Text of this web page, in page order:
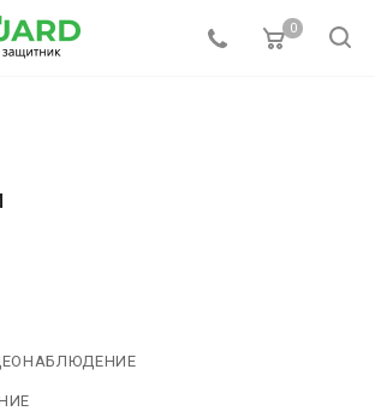
0